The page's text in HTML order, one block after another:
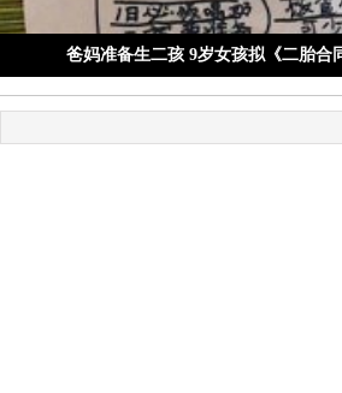
爸妈准备生二孩 9岁女孩拟《二胎合